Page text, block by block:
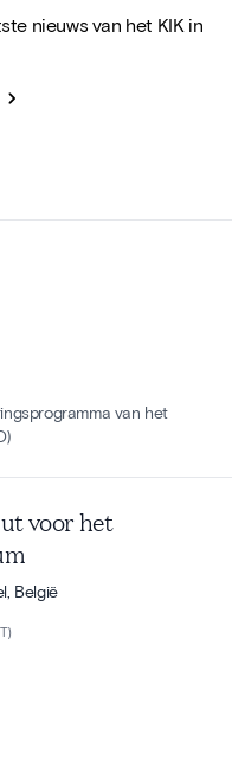
nieuws van het KIK in
van het
voor het
België